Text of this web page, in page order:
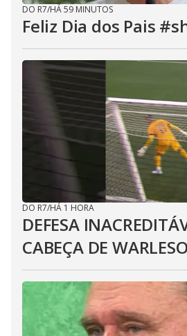
DO R7/HÁ 59 MINUTOS
Feliz Dia dos Pais
DO R7/HÁ 1 HORA
DEFESA
CABEÇA DE